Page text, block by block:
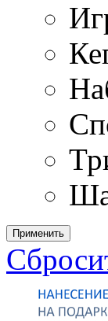
Применить